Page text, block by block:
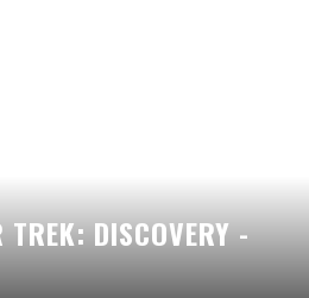
DISCOVERY -